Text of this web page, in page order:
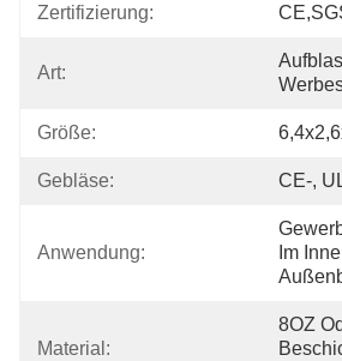
Zertifizierung:
Art:
Größe:
Gebläse: CE-,
Anwendung:
Im
Material:
8OZ